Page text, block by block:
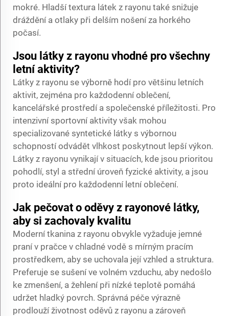
mokré. Hladší textura látek z rayonu také snižuje
dráždění a otlaky při delším nošení za horkého
počasí.
Jsou látky z rayonu vhodné pro všechny
letní aktivity?
Látky z rayonu se výborně hodí pro většinu letních
aktivit, zejména pro každodenní oblečení,
kancelářské prostředí a společenské příležitosti. Pro
intenzivní sportovní aktivity však mohou
specializované syntetické látky s výbornou
schopností odvádět vlhkost poskytnout lepší výkon.
Látky z rayonu vynikají v situacích, kde jsou prioritou
pohodlí, styl a střední úroveň fyzické aktivity, a jsou
proto ideální pro každodenní letní oblečení.
Jak pečovat o oděvy z rayonové látky,
aby si zachovaly kvalitu
Moderní tkanina z rayonu obvykle vyžaduje jemné
praní v pračce v chladné vodě s mírným pracím
prostředkem, aby se uchovala její vzhled a struktura.
Preferuje se sušení ve volném vzduchu, aby nedošlo
ke zmenšení, a žehlení při nízké teplotě pomáhá
udržet hladký povrch. Správná péče výrazně
prodlouží životnost oděvů z rayonu a zároveň